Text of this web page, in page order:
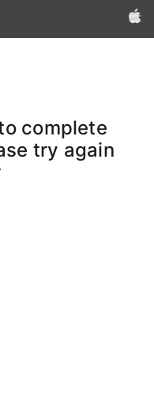
Apple‏
complete
try again